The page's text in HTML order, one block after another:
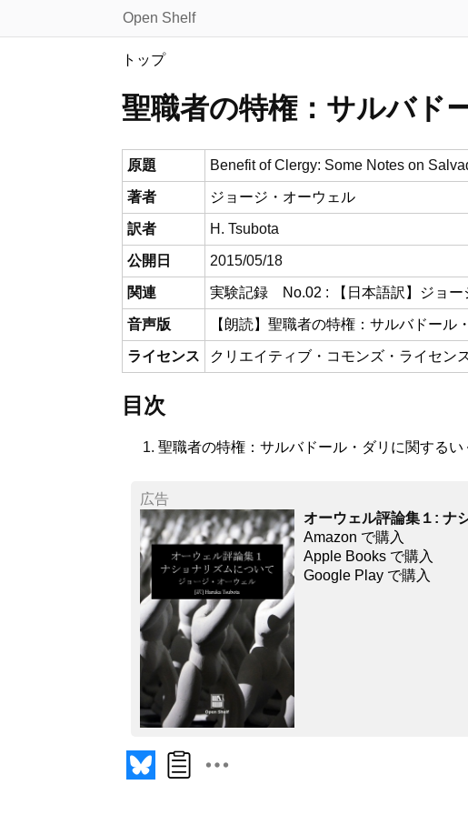
Open Shelf
トップ
聖職者の特権：サルバド
原題 Benefit of Clergy: Some Notes on
著者 ジョージ・オーウェル
訳者 H. Tsubota
公開日 2015/05/18
関連 実験記録 No.02 : 【日本語訳】ジョー
音声版 【朗読】聖職者の特権：サルバドール
ライセンス クリエイティブ・コモンズ・ライセン
目次
聖職者の特権：サルバドール・ダリに関するい
広告
オーウェル評論集１: ナ
Amazon で購入
Apple Books で購入
Google Play で購入